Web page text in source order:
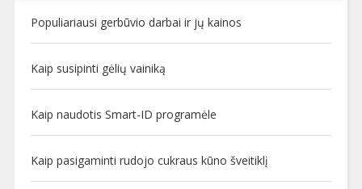
Populiariausi gerbūvio darbai ir jų kainos
Kaip susipinti gėlių vainiką
Kaip naudotis Smart-ID programėle
Kaip pasigaminti rudojo cukraus kūno šveitiklį